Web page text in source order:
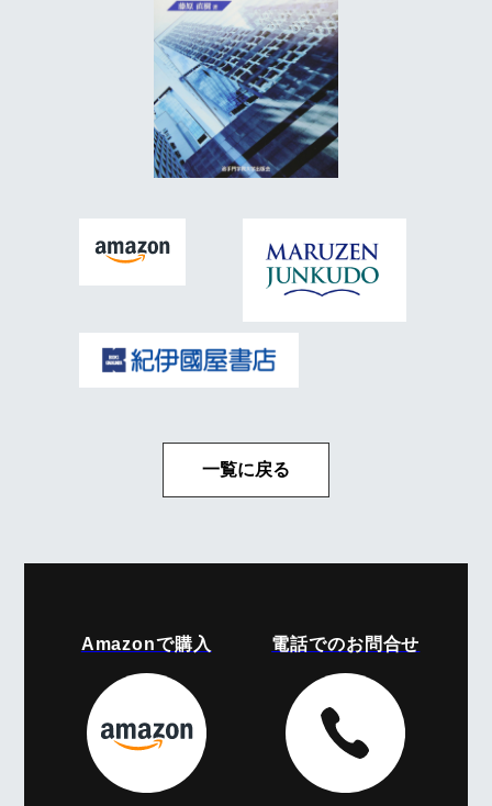
一覧に戻る
Amazonで購入 電話でのお問合せ